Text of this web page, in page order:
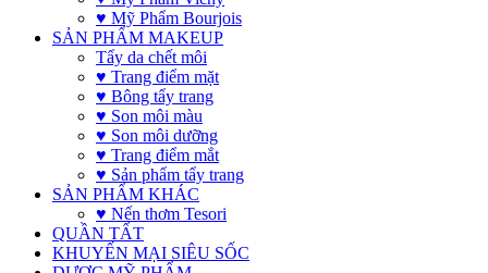
♥ Mỹ Phẩm Bourjois
SẢN PHẨM MAKEUP
Tẩy da chết môi
♥ Trang điểm mặt
♥ Bông tẩy trang
♥ Son môi màu
♥ Son môi dưỡng
♥ Trang điểm mắt
♥ Sản phẩm tẩy trang
SẢN PHẨM KHÁC
♥ Nến thơm Tesori
QUẦN TẤT
KHUYẾN MẠI SIÊU SỐC